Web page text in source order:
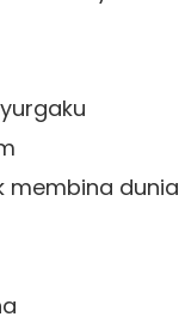
membina dunia